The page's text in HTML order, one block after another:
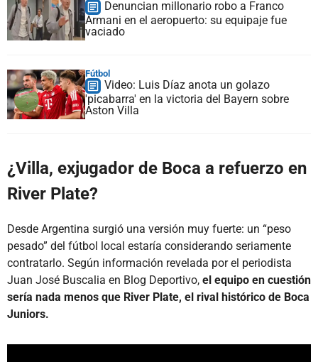
Denuncian millonario robo a Franco
Armani en el aeropuerto: su equipaje fue
vaciado
Fútbol
Video: Luis Díaz anota un golazo
'picabarra' en la victoria del Bayern sobre
Aston Villa
¿Villa, exjugador de Boca a refuerzo en
River Plate?
Desde Argentina surgió una versión muy fuerte: un “peso
pesado” del fútbol local estaría considerando seriamente
contratarlo. Según información revelada por el periodista
Juan José Buscalia en Blog Deportivo, el equipo en cuestión
sería nada menos que River Plate, el rival histórico de Boca
Juniors.